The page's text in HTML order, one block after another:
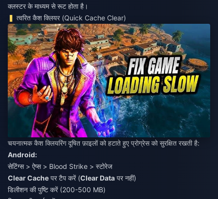
क्लस्टर के माध्यम से रूट होता है।
त्वरित कैश क्लियर (Quick Cache Clear)
चयनात्मक कैश क्लियरिंग दूषित फ़ाइलों को हटाते हुए प्रोग्रेस को सुरक्षित रखती है:
Android:
सेटिंग्स > ऐप्स > Blood Strike > स्टोरेज
Clear Cache पर टैप करें (Clear Data पर नहीं)
डिलीशन की पुष्टि करें (200-500 MB)